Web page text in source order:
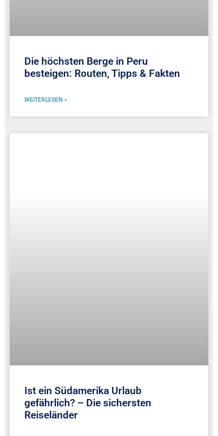
Die höchsten Berge in Peru
besteigen: Routen, Tipps & Fakten
WEITERLESEN »
Ist ein Südamerika Urlaub
gefährlich? – Die sichersten
Reiseländer